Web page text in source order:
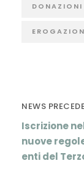
NEWS
Iscrizione
nuove
enti del